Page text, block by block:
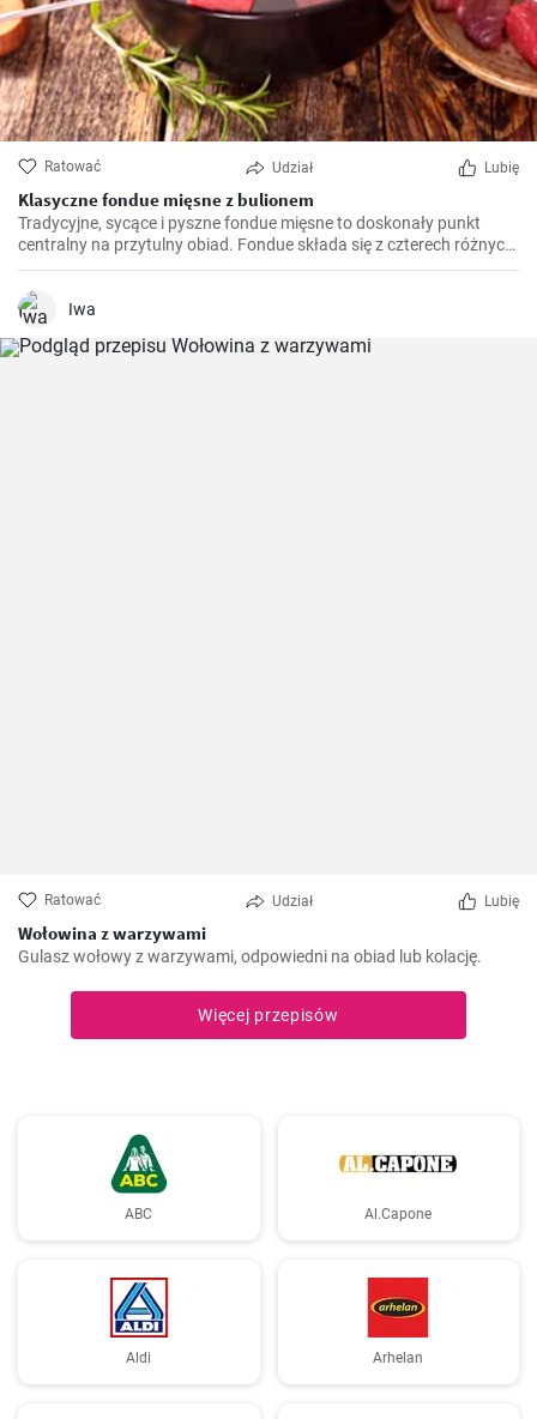
Ratować Udział Lubię
Klasyczne fondue mięsne z bulionem
Tradycyjne, sycące i pyszne fondue mięsne to doskonały punkt
centralny na przytulny obiad. Fondue składa się z czterech różnych
rodzajów mięsa, podawanego wspólnie z aromatycznym sosem do
maczania. Ciesz się tą towarzyską potrawą z rodziną i przyjaciółmi.
Iwa
Ratować Udział Lubię
Wołowina z warzywami
Gulasz wołowy z warzywami, odpowiedni na obiad lub kolację.
Więcej przepisów
ABC Al.Capone
Aldi Arhelan